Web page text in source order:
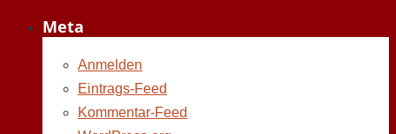
Meta
Anmelden
Eintrags-Feed
Kommentar-Feed